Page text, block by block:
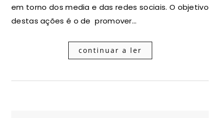
em torno dos media e das redes sociais. O objetivo
destas ações é o de promover…
continuar a ler